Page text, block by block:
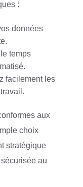
:
données
temps
facilement les
aux
choix
stratégique
au